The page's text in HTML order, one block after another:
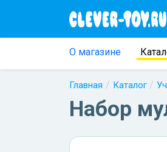
О магазине
Главная Каталог
Набор